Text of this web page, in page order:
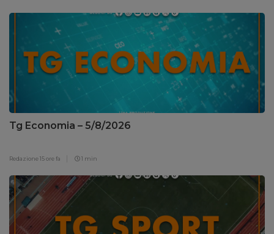
Tg Economia – 5/8/2026
Redazione15 ore fa 1 min